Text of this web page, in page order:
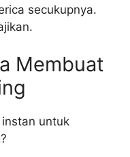
secukupnya.
Membuat
untuk